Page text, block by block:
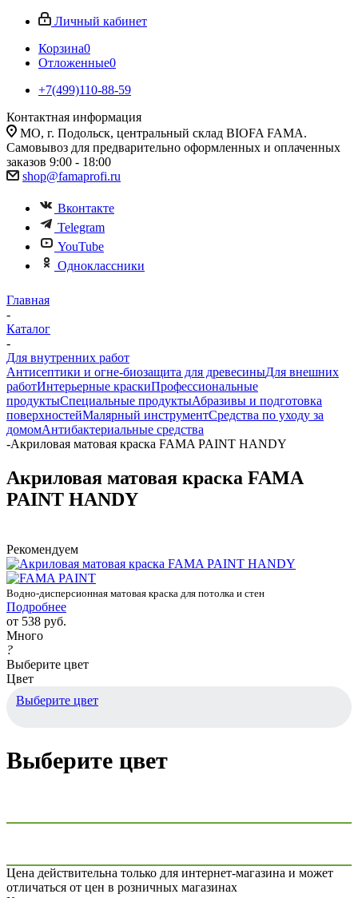
Личный кабинет
Корзина0
Отложенные0
+7(499)110-88-59
Контактная информация
МО, г. Подольск, центральный склад BIOFA FAMA.
Самовывоз для предварительно оформленных и оплаченных
заказов 9:00 - 18:00
shop@famaprofi.ru
Вконтакте
Telegram
YouTube
Одноклассники
Главная
-
Каталог
-
Для внутренних работ
Антисептики и огне-биозащита для древесиныДля внешних
работИнтерьерные краскиПрофессиональные
продуктыСпециальные продуктыАбразивы и подготовка
поверхностейМалярный инструментСредства по уходу за
домомАнтибактериальные средства
-Акриловая матовая краска FAMA PAINT HANDY
Акриловая матовая краска FAMA
PAINT HANDY
Рекомендуем
Водно-дисперсионная матовая краска для потолка и стен
Подробнее
от 538 руб.
Много
?
Выберите цвет
Цвет
Выберите цвет
Выберите цвет
Цена действительна только для интернет-магазина и может
отличаться от цен в розничных магазинах